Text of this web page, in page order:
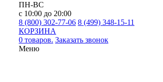
ПН-ВС
с 10:00 до 20:00
8 (800) 302-77-06 8 (499) 348-15-11
КОРЗИНА
0 товаров. Заказать звонок
Меню